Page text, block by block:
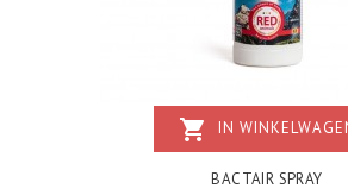
shopping_cart IN
BACTAIR SPRAY